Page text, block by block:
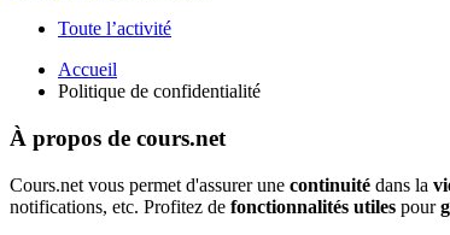
Toute l’activité
Accueil
Politique de confidentialité
À propos de cours.net
Cours.net vous permet d'assurer une continuité dans la
notifications, etc. Profitez de fonctionnalités utiles pour